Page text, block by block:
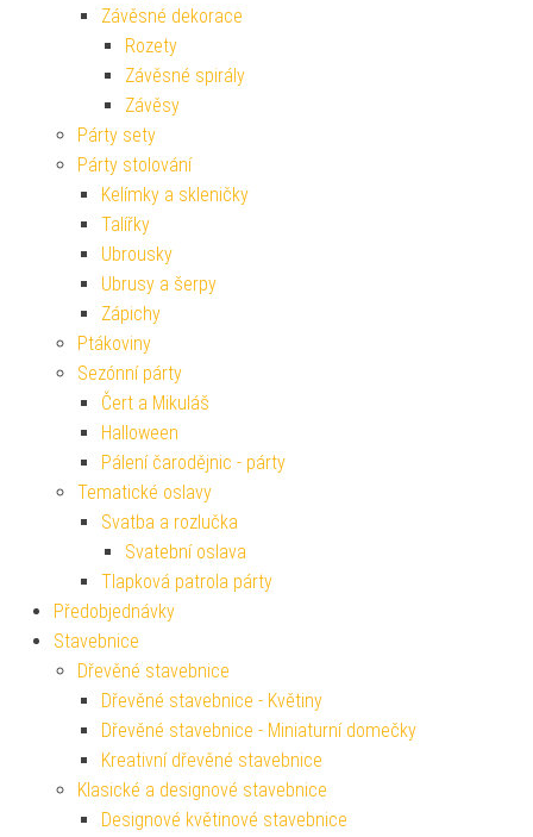
Závěsné dekorace
Rozety
Závěsné spirály
Závěsy
Párty sety
Párty stolování
Kelímky a skleničky
Talířky
Ubrousky
Ubrusy a šerpy
Zápichy
Ptákoviny
Sezónní párty
Čert a Mikuláš
Halloween
Pálení čarodějnic - párty
Tematické oslavy
Svatba a rozlučka
Svatební oslava
Tlapková patrola párty
Předobjednávky
Stavebnice
Dřevěné stavebnice
Dřevěné stavebnice - Květiny
Dřevěné stavebnice - Miniaturní domečky
Kreativní dřevěné stavebnice
Klasické a designové stavebnice
Designové květinové stavebnice